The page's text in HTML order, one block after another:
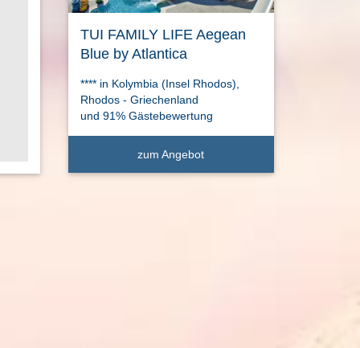
TUI FAMILY LIFE Aegean
Blue by Atlantica
**** in Kolymbia (Insel Rhodos),
Rhodos - Griechenland
und 91% Gästebewertung
zum Angebot